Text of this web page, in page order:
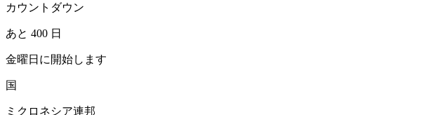
カウントダウン
あと 400 日
金曜日に開始します
国
ミクロネシア連邦